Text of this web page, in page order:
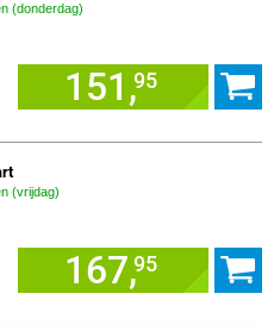
(donderdag)
151,95
(vrijdag)
167,95